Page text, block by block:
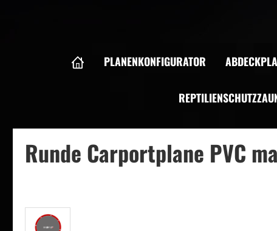
PLANENKONFIGURATOR
Runde Carportplane PVC
Bildergalerie überspringen